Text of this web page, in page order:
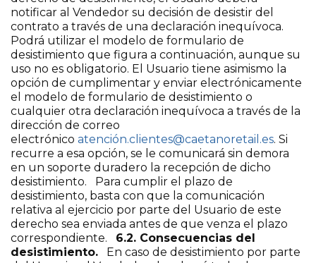
notificar al Vendedor su decisión de desistir del
contrato a través de una declaración inequívoca.
Podrá utilizar el modelo de formulario de
desistimiento que figura a continuación, aunque su
uso no es obligatorio. El Usuario tiene asimismo la
opción de cumplimentar y enviar electrónicamente
el modelo de formulario de desistimiento o
cualquier otra declaración inequívoca a través de la
dirección de correo
electrónico atención.clientes@caetanoretail.es. Si
recurre a esa opción, se le comunicará sin demora
en un soporte duradero la recepción de dicho
desistimiento. Para cumplir el plazo de
desistimiento, basta con que la comunicación
relativa al ejercicio por parte del Usuario de este
derecho sea enviada antes de que venza el plazo
correspondiente. 6.2. Consecuencias del
desistimiento. En caso de desistimiento por parte